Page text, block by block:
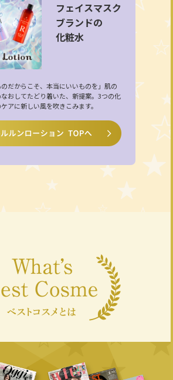
フェイスマスク
ブランドの
化粧水
のだからこそ、本当にいいものを」肌の
おしてたどり着いた、新提案。3つの化
アに新しい風を吹きこみます。